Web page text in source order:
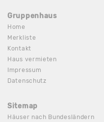
Gruppenhaus
Home
Merkliste
Kontakt
Haus vermieten
Impressum
Datenschutz
Sitemap
Häuser nach Bundesländern